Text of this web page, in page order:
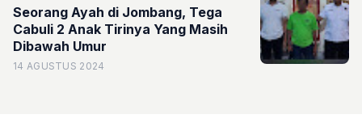
Seorang Ayah di Jombang, Tega
Cabuli 2 Anak Tirinya Yang Masih
Dibawah Umur
14 AGUSTUS 2024